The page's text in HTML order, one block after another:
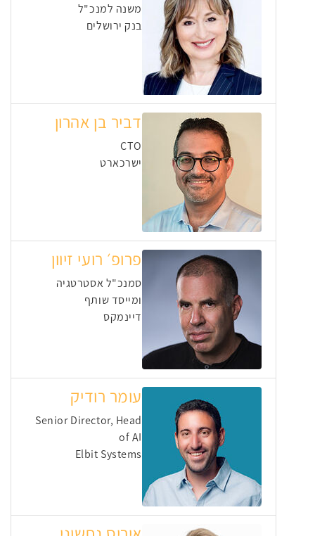
משנה למנכ"ל
בנק ירושלים
דביר בן אהרון
CTO
ישרכארט
פרופ׳ רועי זיוון
סמנכ"ל אסטרטגיה
ומייסד שותף
דיינמקס
עומר רודיק
Senior Director, Head
of AI
Elbit Systems